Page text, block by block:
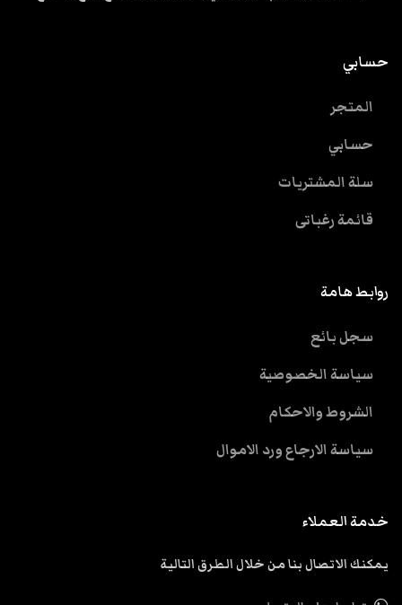
حسابي
المتجر
حسابي
سلة المشتريات
قائمة رغباتى
روابط هامة
سجل بائع
سياسة الخصوصية
الشروط والاحكام
سياسة الارجاع ورد الاموال
خدمة العملاء
يمكنك الاتصال بنا من خلال الطرق التالية